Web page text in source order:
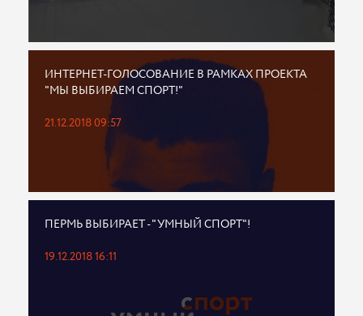
ИНТЕРНЕТ-ГОЛОСОВАНИЕ В РАМКАХ ПРОЕКТА
"МЫ ВЫБИРАЕМ СПОРТ!"
21.12.2018 09:57
ПЕРМЬ ВЫБИРАЕТ - "УМНЫЙ СПОРТ"!
19.12.2018 16:11